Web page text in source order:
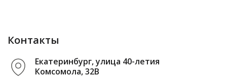
Контакты
Екатеринбург, улица 40-летия
Комсомола, 32В